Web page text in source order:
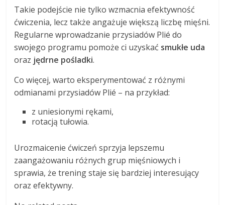
Takie podejście nie tylko wzmacnia efektywność
ćwiczenia, lecz także angażuje większą liczbę mięśni.
Regularne wprowadzanie przysiadów Plié do
swojego programu pomoże ci uzyskać smukłe uda
oraz jędrne pośladki.
Co więcej, warto eksperymentować z różnymi
odmianami przysiadów Plié – na przykład:
z uniesionymi rękami,
rotacją tułowia.
Urozmaicenie ćwiczeń sprzyja lepszemu
zaangażowaniu różnych grup mięśniowych i
sprawia, że trening staje się bardziej interesujący
oraz efektywny.